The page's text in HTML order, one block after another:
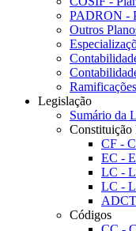
PADRON -
Outros
Legislação
Sumário da
Constituição
CF -
EC -
LC -
LC -
ADCT
Códigos